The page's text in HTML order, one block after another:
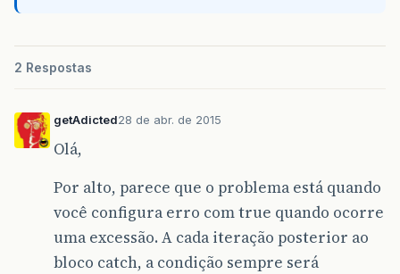
public static void
calcula_media (notas);
}
2 Respostas
getAdicted28 de abr. de 2015
Olá,
Por alto, parece que o problema está quando
você configura erro com true quando ocorre
uma excessão. A cada iteração posterior ao
bloco catch, a condição sempre será